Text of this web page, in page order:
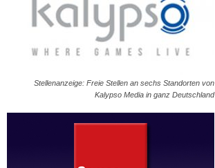
Stellenanzeige: Freie Stellen an sechs Standorten von
Kalypso Media in ganz Deutschland